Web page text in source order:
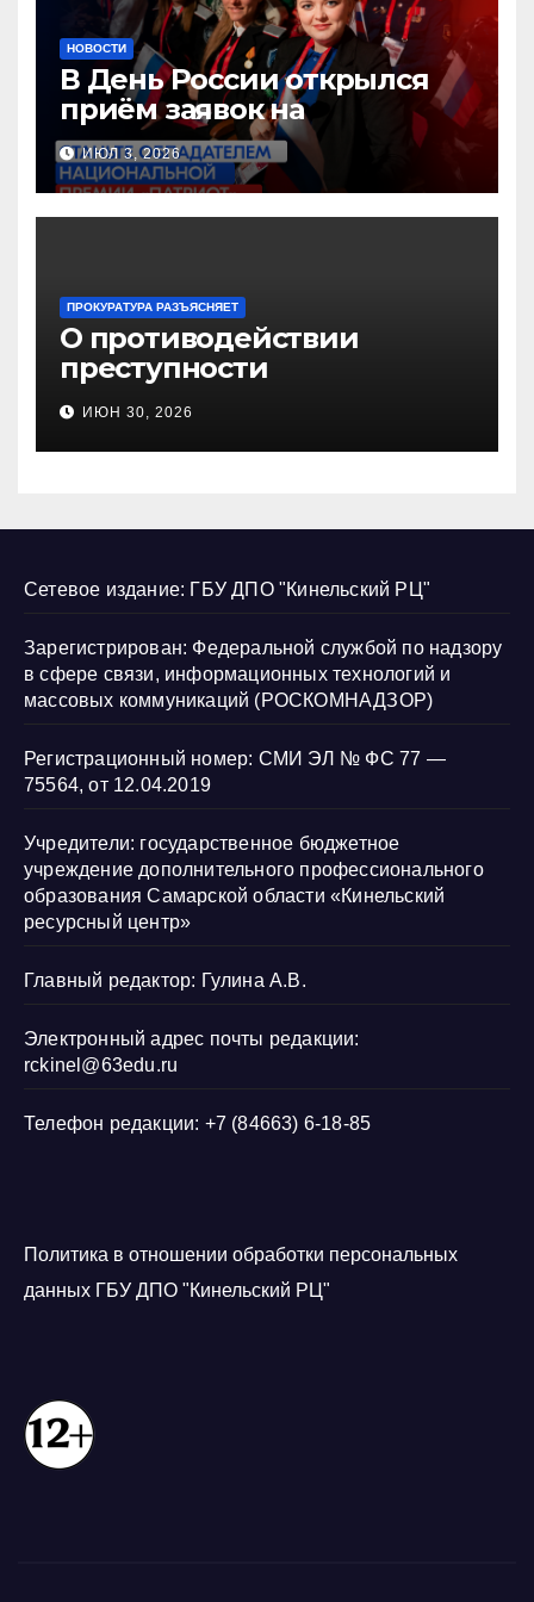
НОВОСТИ
В День России открылся
приём заявок на
Национальную премию
«Патриот»
ИЮЛ 3, 2026
ПРОКУРАТУРА РАЗЪЯСНЯЕТ
О противодействии
преступности
несовершеннолетних и
нарушению их прав
ИЮН 30, 2026
Сетевое издание: ГБУ ДПО "Кинельский РЦ"
Зарегистрирован: Федеральной службой по надзору
в сфере связи, информационных технологий и
массовых коммуникаций (РОСКОМНАДЗОР)
Регистрационный номер: СМИ ЭЛ № ФС 77 —
75564, от 12.04.2019
Учредители: государственное бюджетное
учреждение дополнительного профессионального
образования Самарской области «Кинельский
ресурсный центр»
Главный редактор: Гулина А.В.
Электронный адрес почты редакции:
rckinel@63edu.ru
Телефон редакции: +7 (84663) 6-18-85
Политика в отношении обработки персональных
данных ГБУ ДПО "Кинельский РЦ"